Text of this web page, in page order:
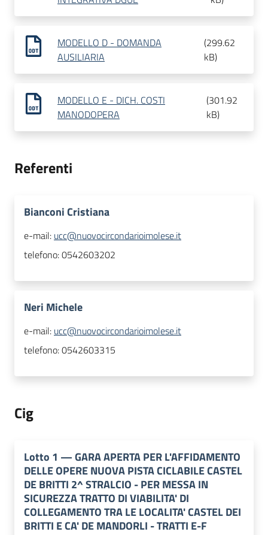
MODELLO D - DOMANDA
AUSILIARIA
(299.62
kB)
MODELLO E - DICH. COSTI
MANODOPERA
(301.92
kB)
Referenti
Bianconi Cristiana
e-mail: ucc@nuovocircondarioimolese.it
telefono:0542603202
Neri Michele
e-mail: ucc@nuovocircondarioimolese.it
telefono:0542603315
Cig
Lotto 1 —GARA APERTA PER L'AFFIDAMENTO
DELLE OPERE NUOVA PISTA CICLABILE CASTEL
DE BRITTI 2^ STRALCIO - PER MESSA IN
SICUREZZA TRATTO DI VIABILITA' DI
COLLEGAMENTO TRA LE LOCALITA' CASTEL DEI
BRITTI E CA' DE MANDORLI - TRATTI E-F